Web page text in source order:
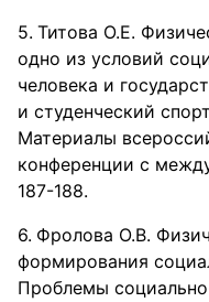
Титова О.Е.
одно из условий
человека и
и студенческий
Материалы
конференции с
187-188.
Фролова О.В.
формирования
Проблемы